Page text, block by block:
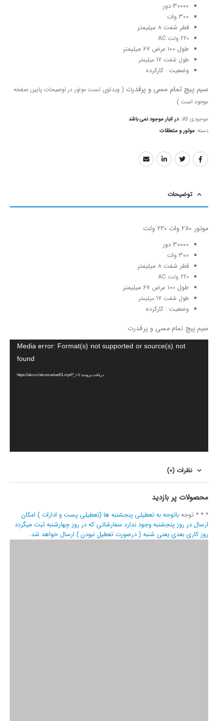
30000 دور
300 وات
قطر شفت 8 میلیمتر
220 ولت AC
طول 100 عرض 67 میلیمتر
طول شفت 17 میلیمتر
وضعیت : کارکرده
سیم پیچ تمام مسی و پرقدرت ( ویدئوی تست موتور در توضیحات پایین صفحه
موجود است )
موجودی کالا:در انبار موجود نمی باشد
دسته: موتور و متعلقات
توضیحات
موتور 280 وات 220 ولت
30000 دور
300 وات
قطر شفت 8 میلیمتر
220 ولت AC
طول 100 عرض 67 میلیمتر
طول شفت 17 میلیمتر
وضعیت : کارکرده
سیم پیچ تمام مسی و پرقدرت
Media error: Format(s) not supported or source(s) not
found
دریافت پرونده: https://akro.ir/akromarket/01.mp4?_=1
نظرات (0)
محصولات پر بازدید
* * * توجهباتوجه به تعطیلی پنجشنبه ها (تعطیلی پست و ادارات ) امکان
ارسال در روز پنجشنبه وجود ندارد سفارشاتی که در روز چهارشنبه ثبت میگردد
روز کاری بعدی یعنی شنبه ( درصورت تعطیل نبودن ) ارسال خواهد شد.